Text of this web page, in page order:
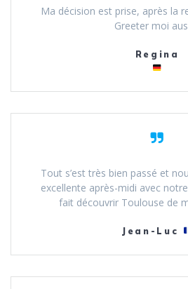
Ma décision est prise, après la
Greeter moi
Regina
Tout s’est très bien passé et
excellente après-midi avec
fait découvrir Toulouse de
Jean-Luc